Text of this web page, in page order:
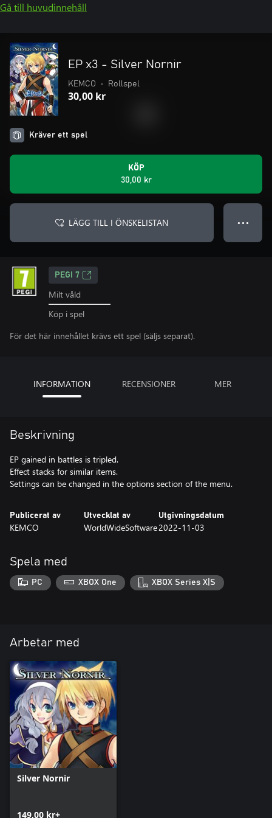
Gå till huvudinnehåll
EP x3 - Silver Nornir
KEMCO • Rollspel
30,00 kr
Kräver ett spel
KÖP
30,00 kr
LÄGG TILL I ÖNSKELISTAN ● ● ●
PEGI 7
Milt våld
Köp i spel
För det här innehållet krävs ett spel (säljs separat).
INFORMATION RECENSIONER MER
Beskrivning
EP gained in battles is tripled.
Effect stacks for similar items.
Settings can be changed in the options section of the menu.
Publicerat av
KEMCO
Utvecklat av
WorldWideSoftware
Utgivningsdatum
2022-11-03
Spela med
PC XBOX One XBOX Series X|S
Arbetar med
Silver Nornir
149,00 kr+